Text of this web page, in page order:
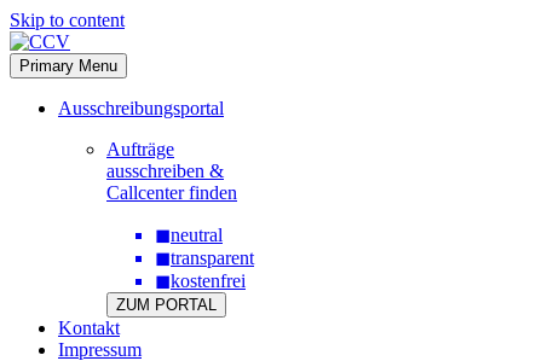
Skip to content
Primary Menu
Ausschreibungsportal
Aufträge
ausschreiben &
Callcenter finden
◼neutral
◼transparent
◼kostenfrei
ZUM PORTAL
Kontakt
Impressum